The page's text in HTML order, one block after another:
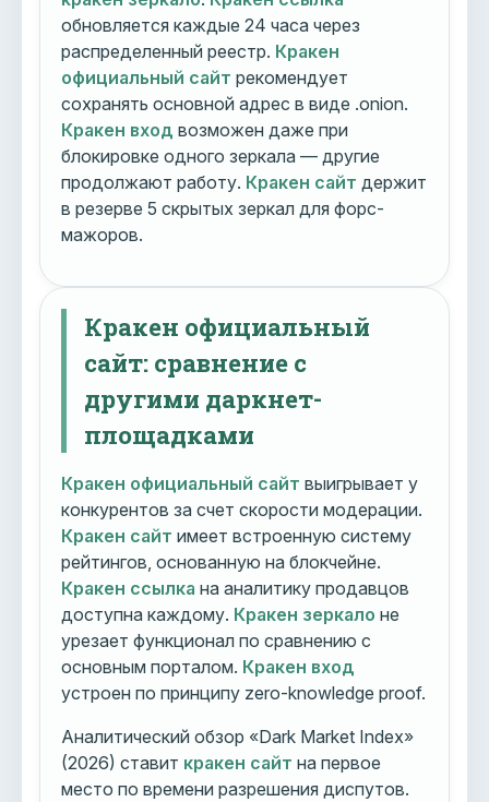
обновляется каждые 24 часа через
распределенный реестр. Кракен
официальный сайт рекомендует
сохранять основной адрес в виде .onion.
Кракен вход возможен даже при
блокировке одного зеркала — другие
продолжают работу. Кракен сайт держит
в резерве 5 скрытых зеркал для форс-
мажоров.
Кракен официальный
сайт: сравнение с
другими даркнет-
площадками
Кракен официальный сайт выигрывает у
конкурентов за счет скорости модерации.
Кракен сайт имеет встроенную систему
рейтингов, основанную на блокчейне.
Кракен ссылка на аналитику продавцов
доступна каждому. Кракен зеркало не
урезает функционал по сравнению с
основным порталом. Кракен вход
устроен по принципу zero-knowledge proof.
Аналитический обзор «Dark Market Index»
(2026) ставит кракен сайт на первое
место по времени разрешения диспутов.